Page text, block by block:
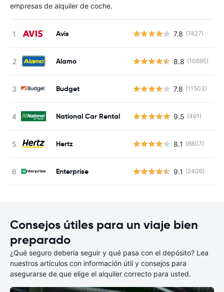
empresas de alquiler de coche.
Avis 7.8 (7427)
Alamo 8.8 (10695)
Budget 7.8 (11503)
National Car Rental 9.5 (491)
Hertz 8.1 (8807)
Enterprise 9.1 (2406)
Consejos útiles para un viaje bien
preparado
¿Qué seguro debería seguir y qué pasa con el depósito? Lea
nuestros artículos con información útil y consejos para
asegurarse de que elige el alquiler correcto para usted.